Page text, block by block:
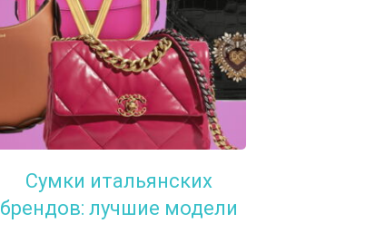
Сумки итальянских
брендов: лучшие модели